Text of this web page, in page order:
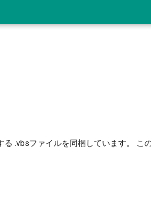
.vbsファイルを同梱しています。 こ